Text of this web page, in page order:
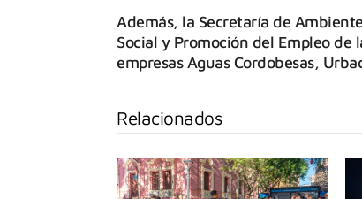
Además, la Secretaría de
Social y Promoción del Empleo de
empresas Aguas Cordobesas,
Relacionados